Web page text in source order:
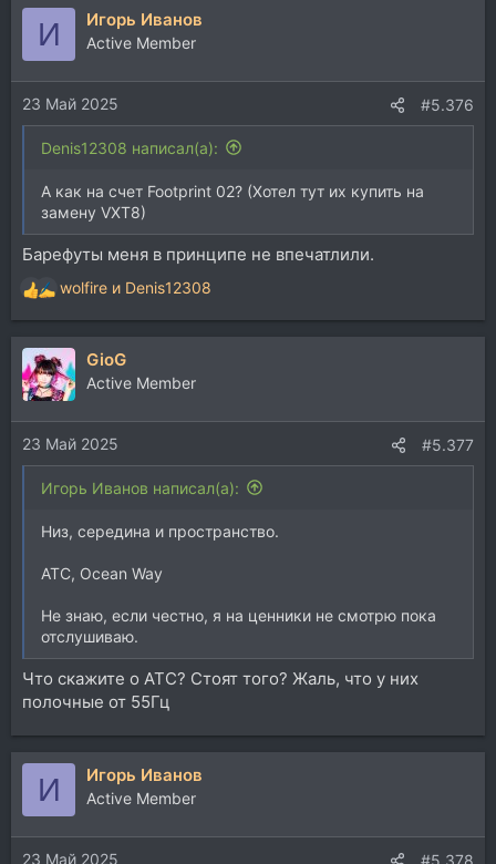
И Игорь Иванов
Active Member
23 Май 2025 #5.376
Denis12308 написал(а):
А как на счет Footprint 02? (Хотел тут их купить на
замену VXT8)
Барефуты меня в принципе не впечатлили.
Р
е
а
к
ц
и
и
:
wolfire и Denis12308
GioG
Active Member
23 Май 2025 #5.377
Игорь Иванов написал(а):
Низ, середина и пространство.
АТС, Ocean Way
Не знаю, если честно, я на ценники не смотрю пока
отслушиваю.
Что скажите о АТС? Стоят того? Жаль, что у них
полочные от 55Гц
И Игорь Иванов
Active Member
23 Май 2025